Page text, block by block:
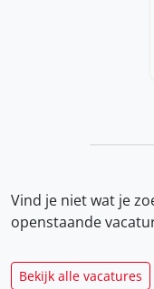
Vind je niet wat je
openstaande
Bekijk alle vacatures